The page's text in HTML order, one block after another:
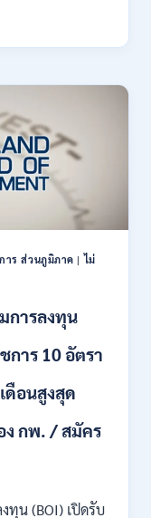
าร ส่วนภูมิภาค |ไม่
การลงทุน
การ 10 อัตรา
ดือนสูงสุด
ง กพ. / สมัคร
ทุน (BOI) เปิดรับ